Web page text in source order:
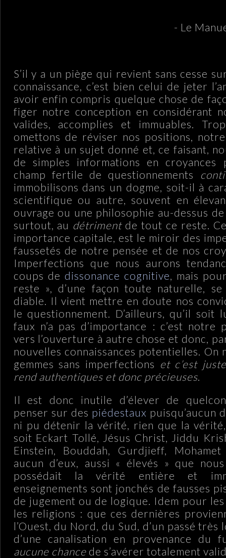
- Le
S’il y a un piège qui revient sans cesse
connaissance, c’est bien celui de jeter
avoir enfin compris quelque chose de
figer notre conception en considérant
valides, accomplies et immuables.
omettons de réviser nos positions,
relative à un sujet donné et, ce faisant,
de simples informations en croyances
champ fertile de questionnements
immobilisons dans un dogme, soit-il à
scientifique ou autre, souvent en
ouvrage ou une philosophie au-dessus
surtout, au détrimentde tout ce reste. Ce
importance capitale, est le miroir des
faussetés de notre pensée et de nos
Imperfections que nous aurons
coups de dissonance cognitive , mais
reste », d’une façon toute naturelle,
diable. Il vient mettre en doute nos
le questionnement. D’ailleurs, qu’il soit
faux n’a pas d’importance : c’est notre
vers l’ouverture à autre chose et donc,
nouvelles connaissances potentielles. On
gemmes sans imperfections et c’est
rend authentiques et donc précieuses.
Il est donc inutile d’élever de
penser sur des piédestaux puisqu’aucun
ni pu détenir la vérité, rien que la
soit Eckart Tollé, Jésus Christ, Jiddu
Einstein, Bouddah, Gurdjieff,
aucun d’eux, aussi « élevés » que
possédait la vérité entière et
enseignements sont jonchés de fausses
de jugement ou de logique. Idem pour
les religions : que ces dernières
l’Ouest, du Nord, du Sud, d’un passé très
d’une canalisation en provenance du
aucune chancede s’avérer totalement